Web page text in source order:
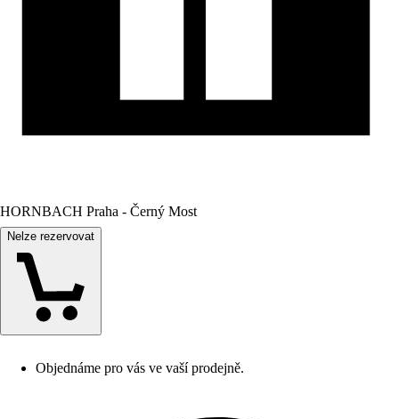
HORNBACH Praha - Černý Most
Nelze rezervovat
Objednáme pro vás ve vaší prodejně.